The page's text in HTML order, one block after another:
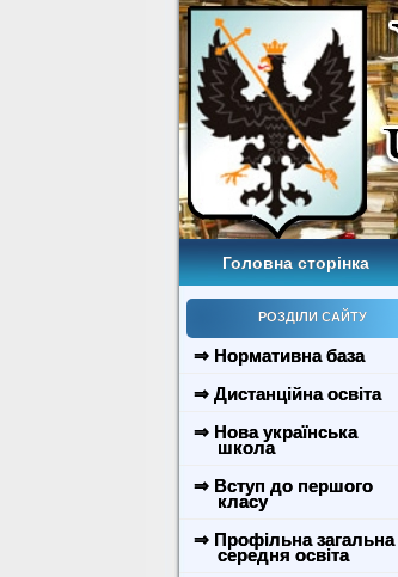
Головна сторінка
РОЗДІЛИ САЙТУ
⇒ Нормативна база
⇒ Дистанційна освіта
⇒ Нова українська
школа
⇒ Вступ до першого
класу
⇒ Профільна загальна
середня освіта